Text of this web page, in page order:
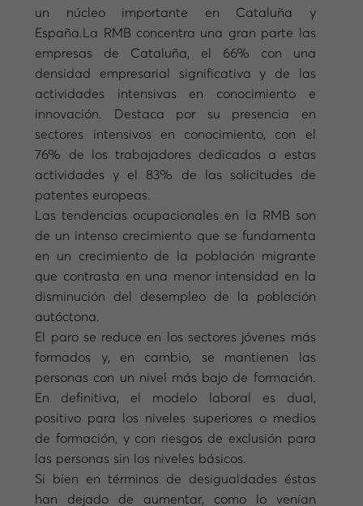
un núcleo importante en Cataluña y
España.La RMB concentra una gran parte las
empresas de Cataluña, el 66% con una
densidad empresarial significativa y de las
actividades intensivas en conocimiento e
innovación. Destaca por su presencia en
sectores intensivos en conocimiento, con el
76% de los trabajadores dedicados a estas
actividades y el 83% de las solicitudes de
patentes europeas.
Las tendencias ocupacionales en la RMB son
de un intenso crecimiento que se fundamenta
en un crecimiento de la población migrante
que contrasta en una menor intensidad en la
disminución del desempleo de la población
autóctona.
El paro se reduce en los sectores jóvenes más
formados y, en cambio, se mantienen las
personas con un nivel más bajo de formación.
En definitiva, el modelo laboral es dual,
positivo para los niveles superiores o medios
de formación, y con riesgos de exclusión para
las personas sin los niveles básicos.
Si bien en términos de desigualdades éstas
han dejado de aumentar, como lo venían